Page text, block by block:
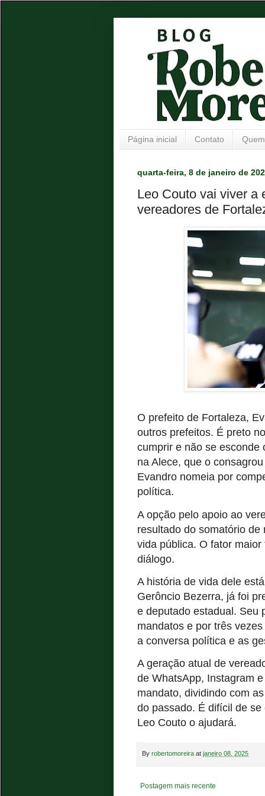
Página inicial Contato
quarta-feira, 8 de janeiro de
Leo Couto vai viver a
vereadores de
O prefeito de Fortaleza,
outros prefeitos. É preto
cumprir e não se esconde
na Alece, que o
Evandro nomeia por
política.
A opção pelo apoio ao
resultado do somatório
vida pública. O fator
diálogo.
A história de vida dele
Gerôncio Bezerra, já foi
e deputado estadual. Seu
mandatos e por três
a conversa política e as
A geração atual de
de WhatsApp, Instagram
mandato, dividindo com
do passado. É difícil de
Leo Couto o ajudará.
By robertomoreira at janeiro 08, 2025
Postagem mais recente